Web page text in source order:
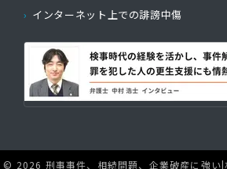
インターネット上での誹謗中傷
© 2026 刑事事件、相続問題、企業破産に強い|